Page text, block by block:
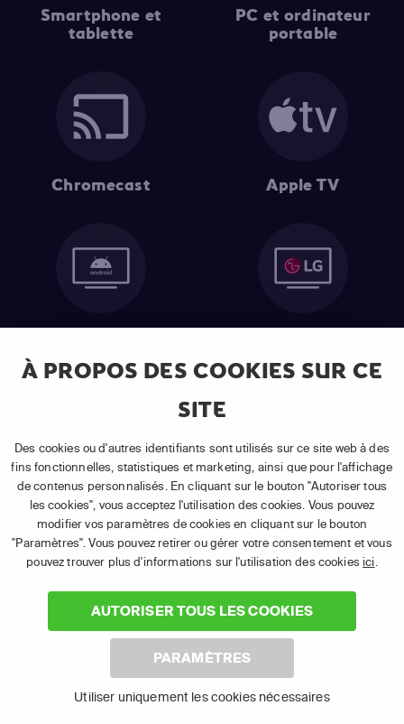
À PROPOS DES COOKIES SUR CE
SITE
Des cookies ou d'autres identifiants sont utilisés sur ce site web à des
fins fonctionnelles, statistiques et marketing, ainsi que pour l'affichage
de contenus personnalisés. En cliquant sur le bouton "Autoriser tous
les cookies", vous acceptez l'utilisation des cookies. Vous pouvez
modifier vos paramètres de cookies en cliquant sur le bouton
"Paramètres". Vous pouvez retirer ou gérer votre consentement et vous
pouvez trouver plus d'informations sur l'utilisation des cookies ici
AUTORISER TOUS LES COOKIES
PARAMÈTRES
Utiliser uniquement les cookies nécessaires
Smartphone et
tablette
PC et ordinateur
portable
Chromecast Apple TV
Samsung TV Fire TV
(1) Les 30 premiers jours sont gratuits: Pour toute nouvelle
souscription à un abonnement APP TV Basic.
(2) Prix de l'abonnement: TVA comprise, hors promotion, hors frais
:Voir toutes les chaînes disposant de cette